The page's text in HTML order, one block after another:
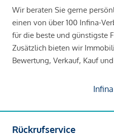
Wir beraten Sie gerne
einen von über 100 Infina-
für die beste und günstigste
Zusätzlich bieten wir
Bewertung, Verkauf, Kauf
Rückrufservice